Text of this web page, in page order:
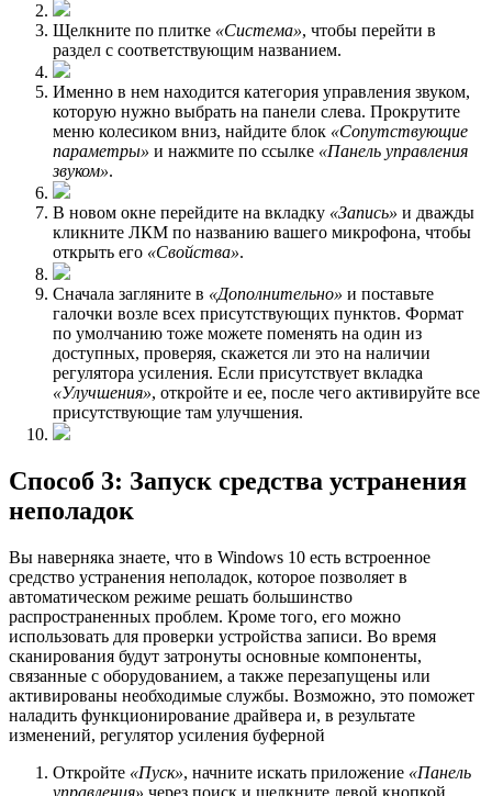
Щелкните по плитке «Система», чтобы перейти в
раздел с соответствующим названием.
Именно в нем находится категория управления звуком,
которую нужно выбрать на панели слева. Прокрутите
меню колесиком вниз, найдите блок «Сопутствующие
параметры» и нажмите по ссылке «Панель управления
звуком».
В новом окне перейдите на вкладку «Запись» и дважды
кликните ЛКМ по названию вашего микрофона, чтобы
открыть его «Свойства».
Сначала загляните в «Дополнительно» и поставьте
галочки возле всех присутствующих пунктов. Формат
по умолчанию тоже можете поменять на один из
доступных, проверяя, скажется ли это на наличии
регулятора усиления. Если присутствует вкладка
«Улучшения», откройте и ее, после чего активируйте все
присутствующие там улучшения.
Способ 3: Запуск средства устранения
неполадок
Вы наверняка знаете, что в Windows 10 есть встроенное
средство устранения неполадок, которое позволяет в
автоматическом режиме решать большинство
распространенных проблем. Кроме того, его можно
использовать для проверки устройства записи. Во время
сканирования будут затронуты основные компоненты,
связанные с оборудованием, а также перезапущены или
активированы необходимые службы. Возможно, это поможет
наладить функционирование драйвера и, в результате
изменений, регулятор усиления буферной
Откройте «Пуск», начните искать приложение «Панель